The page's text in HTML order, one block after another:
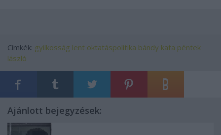
Címkék: gyilkosság lent oktatáspolitika bándy kata péntek
lászló
Ajánlott bejegyzések: